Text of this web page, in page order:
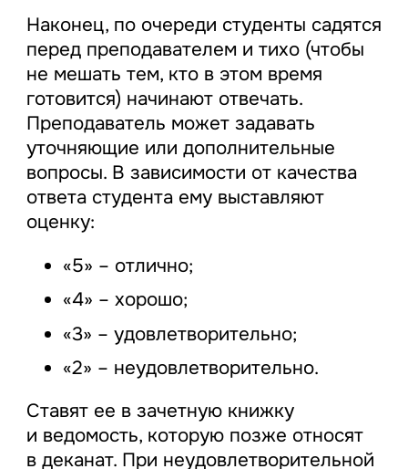
Наконец, по очереди студенты садятся
перед преподавателем и тихо (чтобы
не мешать тем, кто в этом время
готовится) начинают отвечать.
Преподаватель может задавать
уточняющие или дополнительные
вопросы. В зависимости от качества
ответа студента ему выставляют
оценку:
«5» – отлично;
«4» – хорошо;
«3» – удовлетворительно;
«2» – неудовлетворительно.
Ставят ее в зачетную книжку
и ведомость, которую позже относят
в деканат. При неудовлетворительной